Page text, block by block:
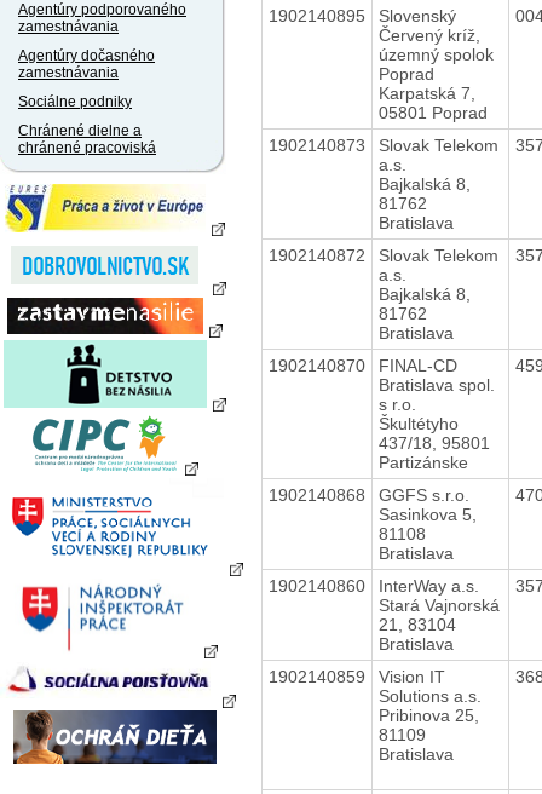
Agentúry podporovaného
zamestnávania
Agentúry dočasného
zamestnávania
Sociálne podniky
Chránené dielne a
chránené pracoviská
1902140895
Slovenský
Červený kríž,
územný spolok
Poprad
Karpatská 7,
05801 Poprad
1902140873
Slovak Telekom
a.s.
Bajkalská 8,
81762
Bratislava
1902140872
Slovak Telekom
a.s.
Bajkalská 8,
81762
Bratislava
1902140870
FINAL-CD
Bratislava spol.
s r.o.
Škultétyho
437/18, 95801
Partizánske
1902140868
GGFS s.r.o.
Sasinkova 5,
81108
Bratislava
1902140860
InterWay a.s.
Stará Vajnorská
21, 83104
Bratislava
1902140859
Vision IT
Solutions a.s.
Pribinova 25,
81109
Bratislava